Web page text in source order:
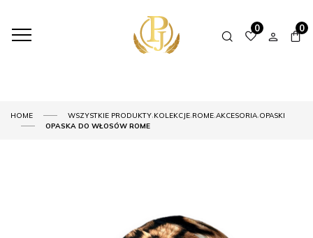
0 0
HOME WSZYSTKIE PRODUKTY,KOLEKCJE,ROME,AKCESORIA,OPASKI
OPASKA DO WŁOSÓW ROME